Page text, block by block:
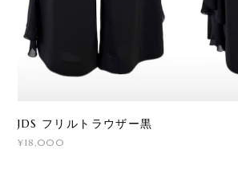
JDS フリルトラウザー黒
¥18,000